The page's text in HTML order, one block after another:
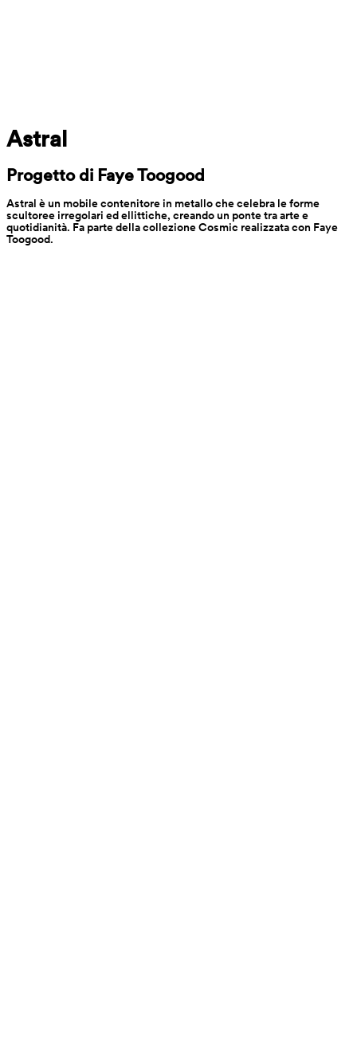
Astral
Progetto di Faye Toogood
Astral è un mobile contenitore in metallo che celebra le forme
scultoree irregolari ed ellittiche, creando un ponte tra arte e
quotidianità. Fa parte della collezione Cosmic realizzata con Faye
Toogood.